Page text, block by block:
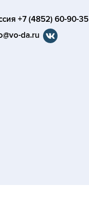
+7 (4852) 60-90-35
da.ru